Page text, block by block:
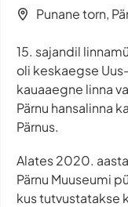
Punane torn,
15. sajandil
oli keskaegse
kauaaegne linna
Pärnu hansalinna
Pärnus.
Alates 2020.
Pärnu Muuseumi
kus tutvustatakse